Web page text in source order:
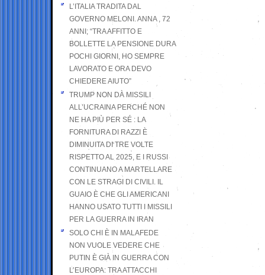
L’ITALIA TRADITA DAL
GOVERNO MELONI. ANNA , 72
ANNI; “TRA AFFITTO E
BOLLETTE LA PENSIONE DURA
POCHI GIORNI, HO SEMPRE
LAVORATO E ORA DEVO
CHIEDERE AIUTO”
TRUMP NON DÀ MISSILI
ALL’UCRAINA PERCHÉ NON
NE HA PIÙ PER SÉ : LA
FORNITURA DI RAZZI È
DIMINUITA DI TRE VOLTE
RISPETTO AL 2025, E I RUSSI
CONTINUANO A MARTELLARE
CON LE STRAGI DI CIVILI. IL
GUAIO È CHE GLI AMERICANI
HANNO USATO TUTTI I MISSILI
PER LA GUERRA IN IRAN
SOLO CHI È IN MALAFEDE
NON VUOLE VEDERE CHE
PUTIN È GIÀ IN GUERRA CON
L’EUROPA: TRA ATTACCHI